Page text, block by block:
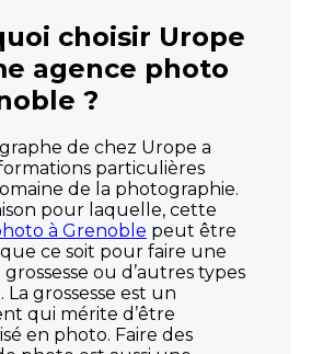
choisir Urope
agence photo
?
de chez Urope a
particulières
de la photographie.
pour laquelle, cette
à Grenoble peut être
ce soit pour faire une
ou d’autres types
grossesse est un
qui mérite d’être
en photo. Faire des